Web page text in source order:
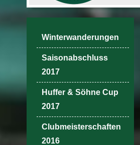
Winterwanderungen
Saisonabschluss
2017
Huffer & Söhne Cup
2017
Clubmeisterschaften
2016